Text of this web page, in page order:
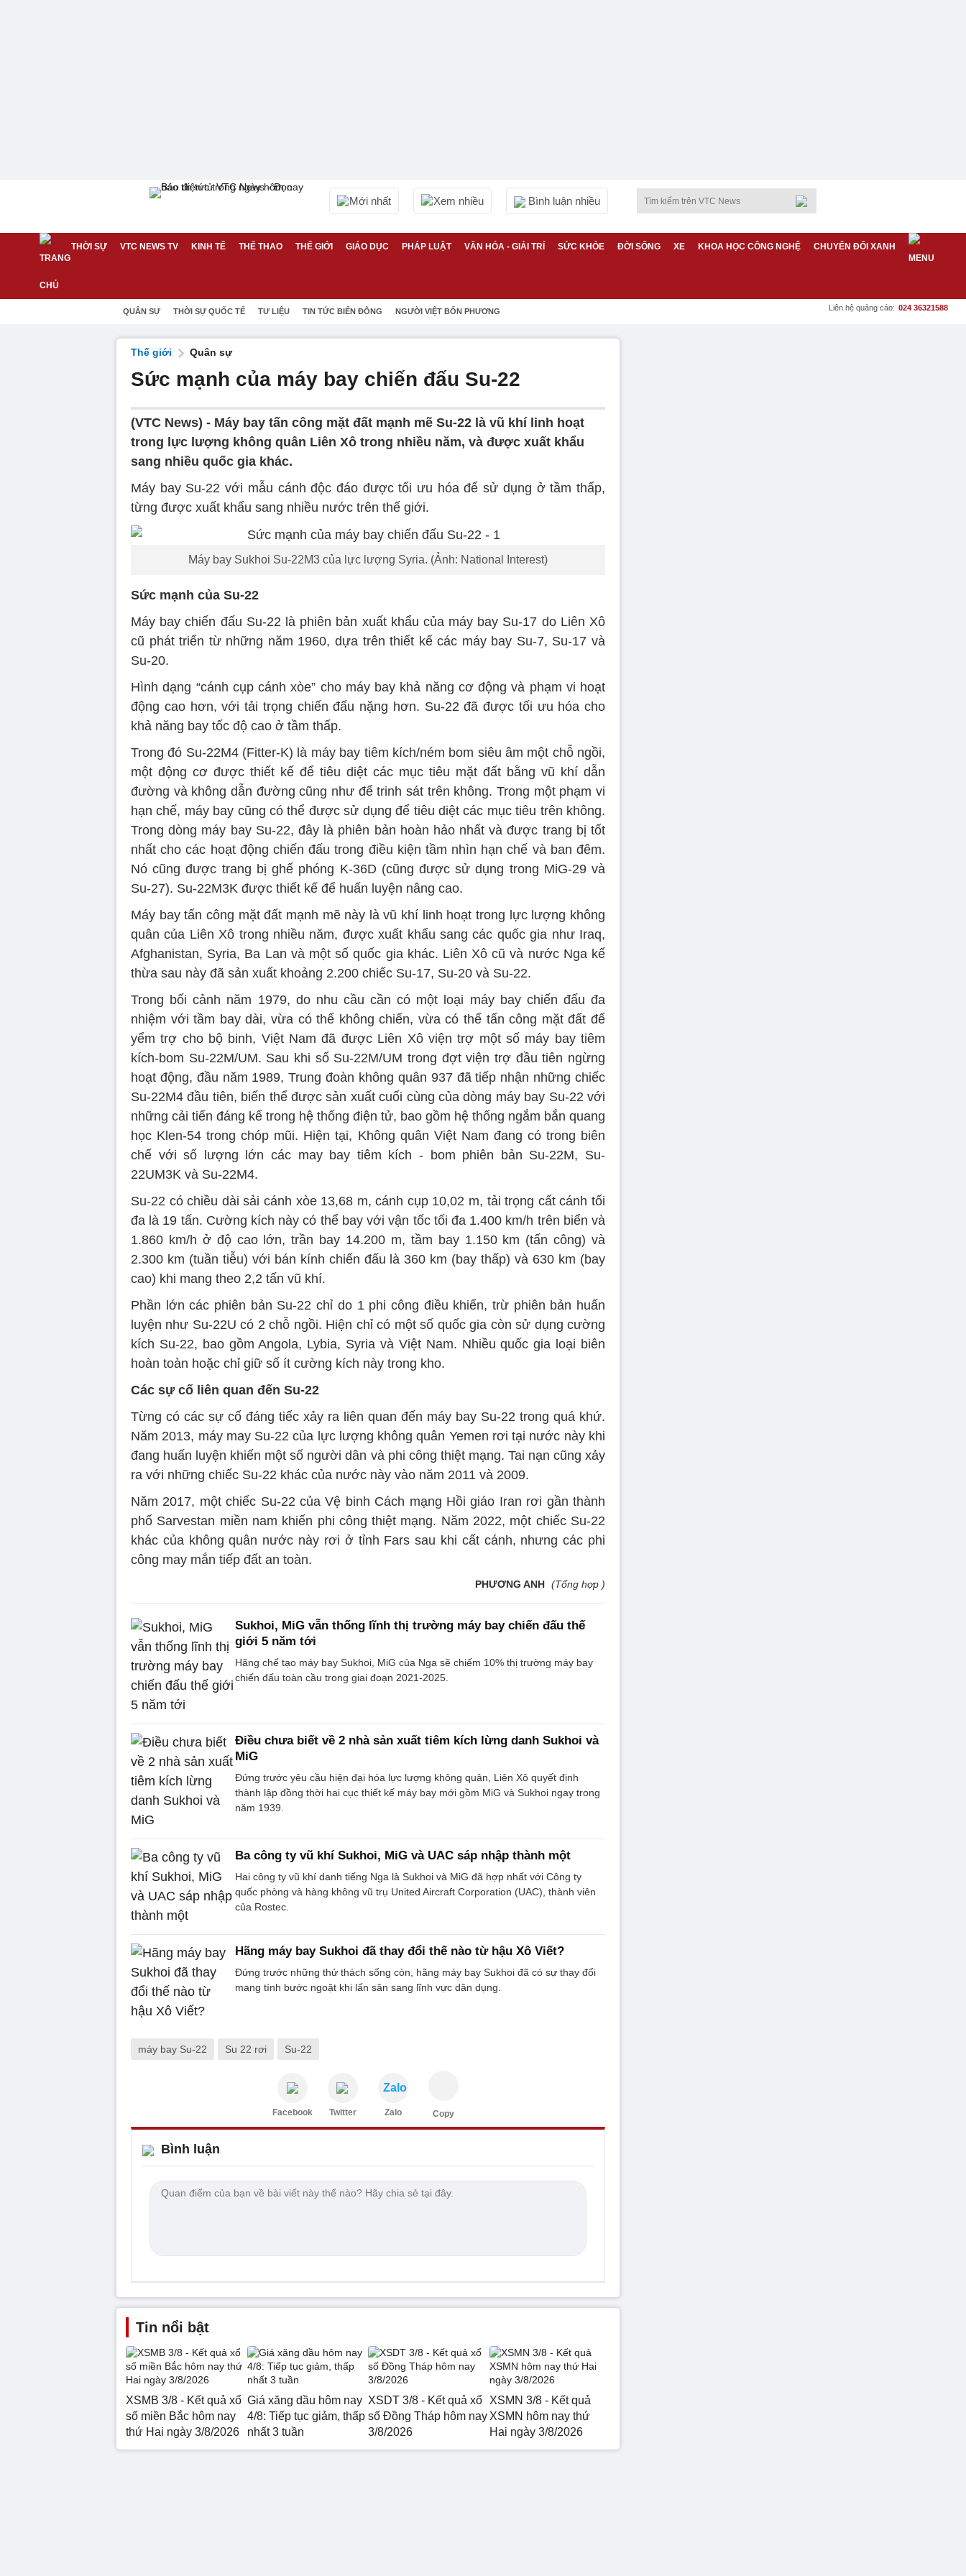
Mới nhất Xem nhiều Bình luận nhiều
THỜI SỰ VTC NEWS TV KINH TẾ THỂ THAO THẾ GIỚI GIÁO DỤC PHÁP LUẬT VĂN HÓA - GIẢI TRÍ SỨC KHỎE ĐỜI SỐNG XE KHOA HỌC CÔNG NGHỆ CHUYỂN ĐỔI XANH
QUÂN SỰ THỜI SỰ QUỐC TẾ TƯ LIỆU TIN TỨC BIỂN ĐÔNG NGƯỜI VIỆT BỐN PHƯƠNG Liên hệ quảng cáo: 024 36321588
Thế giới Quân sự
Sức mạnh của máy bay chiến đấu Su-22
(VTC News) - Máy bay tấn công mặt đất mạnh mẽ Su-22 là vũ khí linh hoạt
trong lực lượng không quân Liên Xô trong nhiều năm, và được xuất khẩu
sang nhiều quốc gia khác.
Máy bay Su-22 với mẫu cánh độc đáo được tối ưu hóa để sử dụng ở tầm thấp,
từng được xuất khẩu sang nhiều nước trên thế giới.
Máy bay Sukhoi Su-22M3 của lực lượng Syria. (Ảnh: National Interest)
Sức mạnh của Su-22
Máy bay chiến đấu Su-22 là phiên bản xuất khẩu của máy bay Su-17 do Liên Xô
cũ phát triển từ những năm 1960, dựa trên thiết kế các máy bay Su-7, Su-17 và
Su-20.
Hình dạng “cánh cụp cánh xòe” cho máy bay khả năng cơ động và phạm vi hoạt
động cao hơn, với tải trọng chiến đấu nặng hơn. Su-22 đã được tối ưu hóa cho
khả năng bay tốc độ cao ở tầm thấp.
Trong đó Su-22M4 (Fitter-K) là máy bay tiêm kích/ném bom siêu âm một chỗ ngồi,
một động cơ được thiết kế để tiêu diệt các mục tiêu mặt đất bằng vũ khí dẫn
đường và không dẫn đường cũng như để trinh sát trên không. Trong một phạm vi
hạn chế, máy bay cũng có thể được sử dụng để tiêu diệt các mục tiêu trên không.
Trong dòng máy bay Su-22, đây là phiên bản hoàn hảo nhất và được trang bị tốt
nhất cho các hoạt động chiến đấu trong điều kiện tầm nhìn hạn chế và ban đêm.
Nó cũng được trang bị ghế phóng K-36D (cũng được sử dụng trong MiG-29 và
Su-27). Su-22M3K được thiết kế để huấn luyện nâng cao.
Máy bay tấn công mặt đất mạnh mẽ này là vũ khí linh hoạt trong lực lượng không
quân của Liên Xô trong nhiều năm, được xuất khẩu sang các quốc gia như Iraq,
Afghanistan, Syria, Ba Lan và một số quốc gia khác. Liên Xô cũ và nước Nga kế
thừa sau này đã sản xuất khoảng 2.200 chiếc Su-17, Su-20 và Su-22.
Trong bối cảnh năm 1979, do nhu cầu cần có một loại máy bay chiến đấu đa
nhiệm với tầm bay dài, vừa có thể không chiến, vừa có thể tấn công mặt đất để
yểm trợ cho bộ binh, Việt Nam đã được Liên Xô viện trợ một số máy bay tiêm
kích-bom Su-22M/UM. Sau khi số Su-22M/UM trong đợt viện trợ đầu tiên ngừng
hoạt động, đầu năm 1989, Trung đoàn không quân 937 đã tiếp nhận những chiếc
Su-22M4 đầu tiên, biến thể được sản xuất cuối cùng của dòng máy bay Su-22 với
những cải tiến đáng kể trong hệ thống điện tử, bao gồm hệ thống ngắm bắn quang
học Klen-54 trong chóp mũi. Hiện tại, Không quân Việt Nam đang có trong biên
chế với số lượng lớn các may bay tiêm kích - bom phiên bản Su-22M, Su-
22UM3K và Su-22M4.
Su-22 có chiều dài sải cánh xòe 13,68 m, cánh cụp 10,02 m, tải trọng cất cánh tối
đa là 19 tấn. Cường kích này có thể bay với vận tốc tối đa 1.400 km/h trên biển và
1.860 km/h ở độ cao lớn, trần bay 14.200 m, tầm bay 1.150 km (tấn công) và
2.300 km (tuần tiễu) với bán kính chiến đấu là 360 km (bay thấp) và 630 km (bay
cao) khi mang theo 2,2 tấn vũ khí.
Phần lớn các phiên bản Su-22 chỉ do 1 phi công điều khiển, trừ phiên bản huấn
luyện như Su-22U có 2 chỗ ngồi. Hiện chỉ có một số quốc gia còn sử dụng cường
kích Su-22, bao gồm Angola, Lybia, Syria và Việt Nam. Nhiều quốc gia loại biên
hoàn toàn hoặc chỉ giữ số ít cường kích này trong kho.
Các sự cố liên quan đến Su-22
Từng có các sự cố đáng tiếc xảy ra liên quan đến máy bay Su-22 trong quá khứ.
Năm 2013, máy may Su-22 của lực lượng không quân Yemen rơi tại nước này khi
đang huấn luyện khiến một số người dân và phi công thiệt mạng. Tai nạn cũng xảy
ra với những chiếc Su-22 khác của nước này vào năm 2011 và 2009.
Năm 2017, một chiếc Su-22 của Vệ binh Cách mạng Hồi giáo Iran rơi gần thành
phố Sarvestan miền nam khiến phi công thiệt mạng. Năm 2022, một chiếc Su-22
khác của không quân nước này rơi ở tỉnh Fars sau khi cất cánh, nhưng các phi
công may mắn tiếp đất an toàn.
PHƯƠNG ANH (Tổng hợp )
Sukhoi, MiG vẫn thống lĩnh thị trường máy bay chiến đấu thế
giới 5 năm tới
Hãng chế tạo máy bay Sukhoi, MiG của Nga sẽ chiếm 10% thị trường máy bay
chiến đấu toàn cầu trong giai đoạn 2021-2025.
Điều chưa biết về 2 nhà sản xuất tiêm kích lừng danh Sukhoi và
MiG
Đứng trước yêu cầu hiện đại hóa lực lượng không quân, Liên Xô quyết định
thành lập đồng thời hai cục thiết kế máy bay mới gồm MiG và Sukhoi ngay trong
năm 1939.
Ba công ty vũ khí Sukhoi, MiG và UAC sáp nhập thành một
Hai công ty vũ khí danh tiếng Nga là Sukhoi và MiG đã hợp nhất với Công ty
quốc phòng và hàng không vũ trụ United Aircraft Corporation (UAC), thành viên
của Rostec.
Hãng máy bay Sukhoi đã thay đổi thế nào từ hậu Xô Viết?
Đứng trước những thử thách sống còn, hãng máy bay Sukhoi đã có sự thay đổi
mang tính bước ngoặt khi lấn sân sang lĩnh vực dân dụng.
máy bay Su-22 Su 22 rơi Su-22
Facebook Twitter
Zalo
Zalo Copy
Bình luận
Tin nổi bật
XSMB 3/8 - Kết quả xổ
số miền Bắc hôm nay
thứ Hai ngày 3/8/2026
Giá xăng dầu hôm nay
4/8: Tiếp tục giảm, thấp
nhất 3 tuần
XSDT 3/8 - Kết quả xổ
số Đồng Tháp hôm nay
3/8/2026
XSMN 3/8 - Kết quả
XSMN hôm nay thứ
Hai ngày 3/8/2026